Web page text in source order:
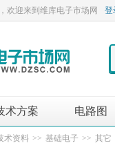
欢迎来到维库电子市场网 登
术方案 电路图
术资料 >> 基础电子 >> 其它